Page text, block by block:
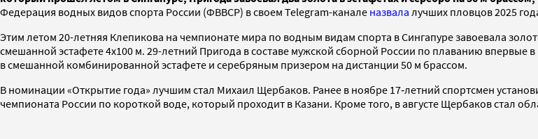
Федерация водных видов спорта России (ФВВСР) в своем Telegram-канале назвала лучших пловцов 2025
Этим летом 20-летняя Клепикова на чемпионате мира по водным видам спорта в Сингапуре завоевала
смешанной эстафете 4х100 м. 29-летний Пригода в составе мужской сборной России по плаванию
в смешанной комбинированной эстафете и серебряным призером на дистанции 50 м брассом.
В номинации «Открытие года» лучшим стал Михаил Щербаков. Ранее в ноябре 17‑летний спортсмен
чемпионата России по короткой воде, который проходит в Казани. Кроме того, в августе Щербаков стал